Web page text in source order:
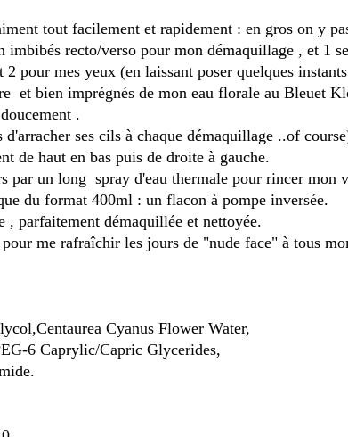
tout facilement et rapidement : en gros on y
imbibés recto/verso pour mon démaquillage , et 1
2 pour mes yeux (en laissant poser quelques
et bien imprégnés de mon eau florale au Bleuet
.
d'arracher ses cils à chaque démaquillage ..of
de haut en bas puis de droite à gauche.
par un long spray d'eau thermale pour rincer mon
du format 400ml : un flacon à pompe inversée.
, parfaitement démaquillée et nettoyée.
pour me rafraîchir les jours de "nude face" à tous
Cyanus Flower Water,
6 Caprylic/Capric Glycerides,